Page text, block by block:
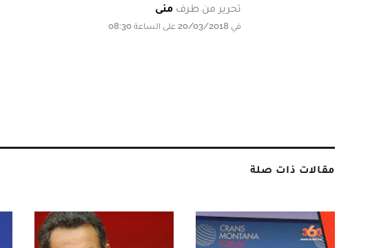
تحرير من طرف منى
في 20/03/2018 على الساعة 08:30
مقالات ذات صلة